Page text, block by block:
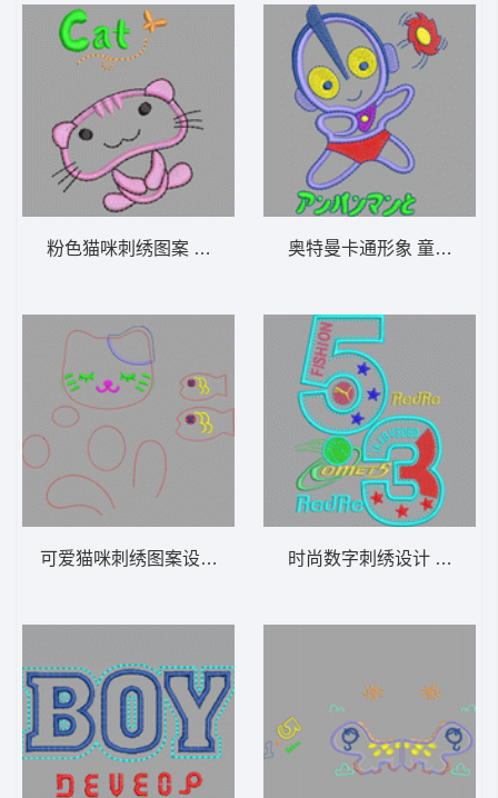
粉色猫咪刺绣图案 童装 卡通 贴布
可爱猫咪刺绣图案设计 童装 卡通 贴布
奥特曼卡通形象 童装 卡通
时尚数字刺绣设计 童装 卡